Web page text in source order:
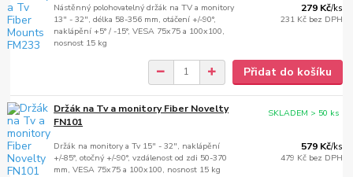
Nástěnný polohovatelný držák na TV a monitory
13" - 32", délka 58-356 mm, otáčení +/-90°,
naklápění +5° / -15°, VESA 75x75 a 100x100,
nosnost 15 kg
279 Kč/ks
231 Kč bez DPH
Přidat do košíku
Držák na Tv a monitory Fiber Novelty
FN101
Držák na monitory a Tv 15" - 32", naklápění
+/-85°, otočný +/-90°, vzdálenost od zdi 50-370
mm, VESA 75x75 a 100x100, nosnost 15 kg
579 Kč/ks
479 Kč bez DPH
SKLADEM > 50 ks